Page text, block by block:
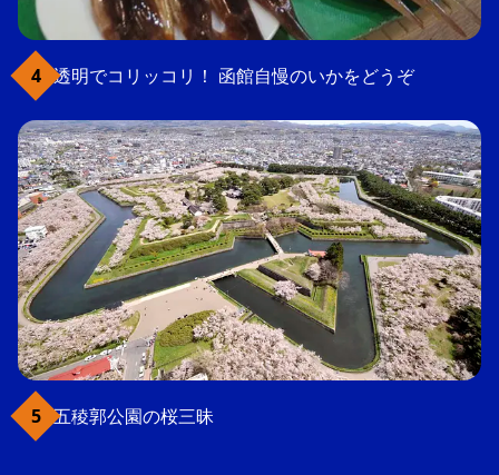
透明でコリッコリ！ 函館自慢のいかをどうぞ
五稜郭公園の桜三昧